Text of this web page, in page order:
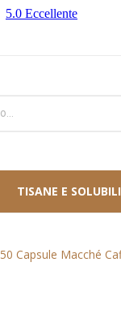
TISANE E SOLUBILI
50 Capsule Macché